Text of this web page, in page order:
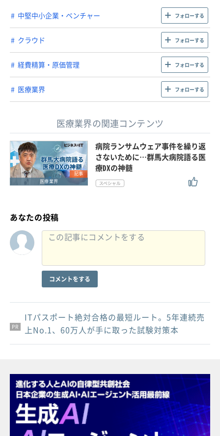
中堅中小企業・ベンチャー フォローする
クラウド フォローする
経費精算・原価管理 フォローする
医療業界 フォローする
医療業界の関連コンテンツ
記事
医療業界
病院ランサムウェア事件を繰り返
さないために…群馬大病院語る医
療DXの神髄
あなたの投稿
コメントをする
PR
PR
PR
ITパスポート絶対合格の最短ルート。5年連続売
上No.1、60万人が手に取った試験対策本